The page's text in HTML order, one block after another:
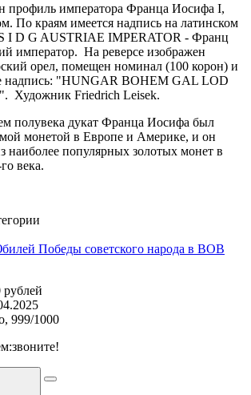
профиль императора Франца Иосифа І,
По краям имеется надпись на латинском
I D G AUSTRIAE IMPERATOR - Франц
император. На реверсе изображен
орел, помещен номинал (100 корон) и
надпись: "HUNGAR BOHEM GAL LOD
Художник Friedrich Leisek.
полувека дукат Франца Иосифа был
монетой в Европе и Америке, и он
наиболее популярных золотых монет в
века.
Победы советского народа в ВОВ
999/1000
звоните!